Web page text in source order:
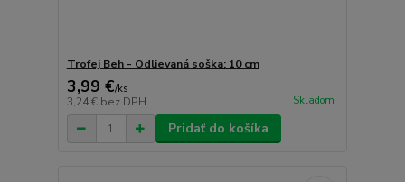
Trofej Beh - Odlievaná soška: 10 cm
3,99 €/ks
3,24 € bez DPH Skladom
Pridať do košíka